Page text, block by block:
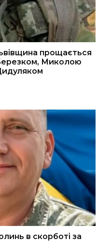
прощається
Миколою
в скорботі за